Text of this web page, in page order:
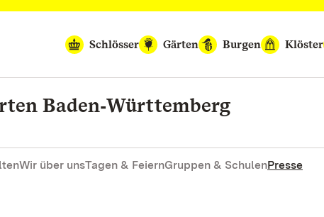
Schlösser
Gärten Burgen Klöster
Baden‑Württemberg
Wir über unsTagen & FeiernGruppen & SchulenPresse